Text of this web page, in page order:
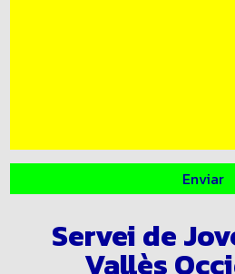
Servei de